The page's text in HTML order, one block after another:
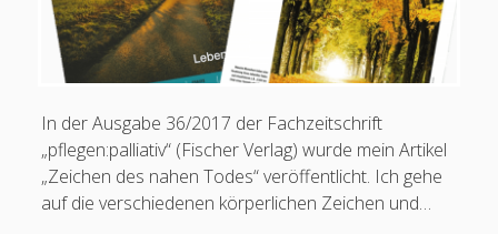
Alles zur Palliative Care
Praxisanleitung
open
Kontakt / Impressum
facebookinstagramlinkedinyoutubeemailsocial_icon_custom_1
Krankenpfleger
European Diploma in Pain Nursing (EFIC)
In der Ausgabe 36/2017 der Fachzeitschrift
„pflegen:palliativ“ (Fischer Verlag) wurde mein Artikel
„Zeichen des nahen Todes“ veröffentlicht. Ich gehe
auf die verschiedenen körperlichen Zeichen und…